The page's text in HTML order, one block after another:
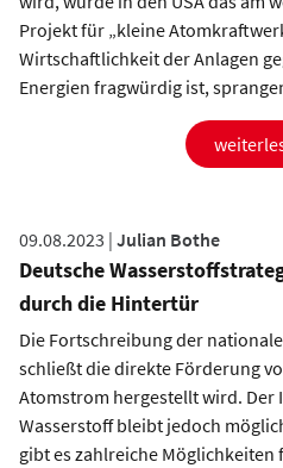
Projekt für „kleine
Wirtschaftlichkeit der Anlagen
Energien fragwürdig ist,
09.08.2023 | Julian Bothe
Deutsche
durch die Hintertür
Die Fortschreibung der
schließt die direkte Förderung
Atomstrom hergestellt wird. Der
Wasserstoff bleibt jedoch
gibt es zahlreiche